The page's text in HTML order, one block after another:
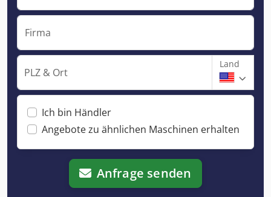
Firma
PLZ & Ort
Land
Ich bin Händler
Angebote zu ähnlichen Maschinen erhalten
Anfrage senden